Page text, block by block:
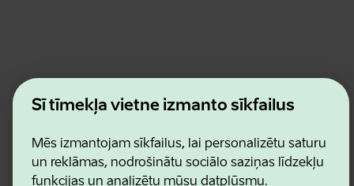
Šī tīmekļa vietne izmanto sīkfailus
Mēs izmantojam sīkfailus, lai personalizētu saturu
un reklāmas, nodrošinātu sociālo saziņas līdzekļu
funkcijas un analizētu mūsu datplūsmu.
Estonian Business and Innovation Agency
Kontakti
Lietošanas noteikumi
Sīkdatņu un konfidencialitātes politika